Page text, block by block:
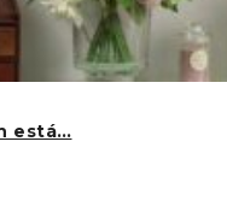
está…